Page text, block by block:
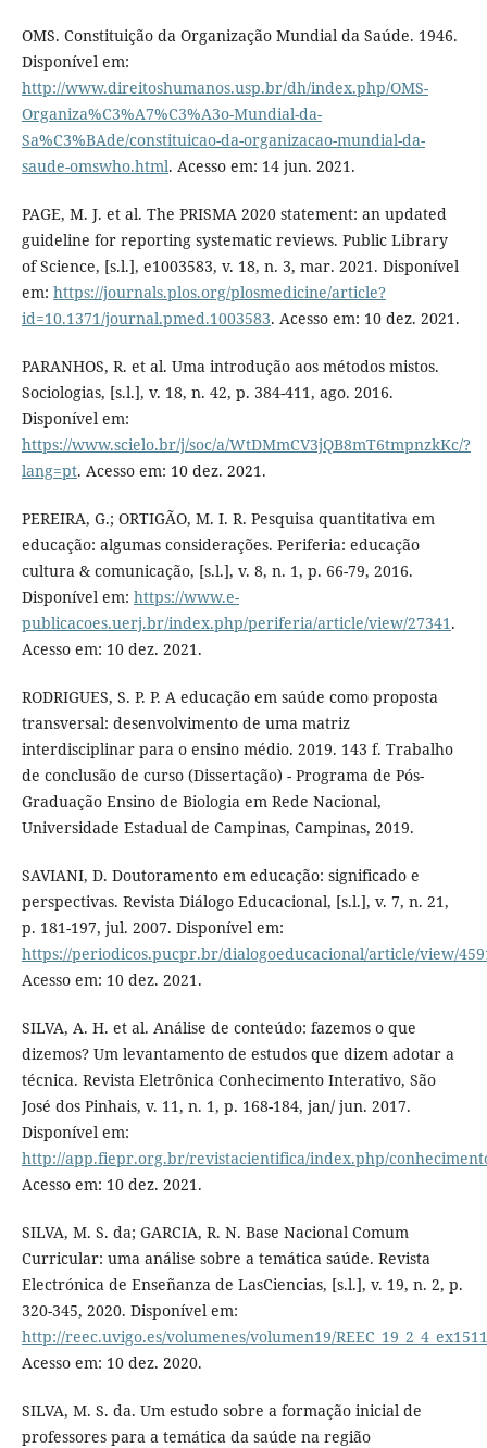
OMS. Constituição da Organização Mundial da Saúde. 1946.
Disponível em:
http://www.direitoshumanos.usp.br/dh/index.php/OMS-
Organiza%C3%A7%C3%A3o-Mundial-da-
Sa%C3%BAde/constituicao-da-organizacao-mundial-da-
saude-omswho.html. Acesso em: 14 jun. 2021.
PAGE, M. J. et al. The PRISMA 2020 statement: an updated
guideline for reporting systematic reviews. Public Library
of Science, [s.l.], e1003583, v. 18, n. 3, mar. 2021. Disponível
em: https://journals.plos.org/plosmedicine/article?
id=10.1371/journal.pmed.1003583. Acesso em: 10 dez. 2021.
PARANHOS, R. et al. Uma introdução aos métodos mistos.
Sociologias, [s.l.], v. 18, n. 42, p. 384-411, ago. 2016.
Disponível em:
https://www.scielo.br/j/soc/a/WtDMmCV3jQB8mT6tmpnzkKc/?
lang=pt. Acesso em: 10 dez. 2021.
PEREIRA, G.; ORTIGÃO, M. I. R. Pesquisa quantitativa em
educação: algumas considerações. Periferia: educação
cultura & comunicação, [s.l.], v. 8, n. 1, p. 66-79, 2016.
Disponível em: https://www.e-
publicacoes.uerj.br/index.php/periferia/article/view/27341.
Acesso em: 10 dez. 2021.
RODRIGUES, S. P. P. A educação em saúde como proposta
transversal: desenvolvimento de uma matriz
interdisciplinar para o ensino médio. 2019. 143 f. Trabalho
de conclusão de curso (Dissertação) - Programa de Pós-
Graduação Ensino de Biologia em Rede Nacional,
Universidade Estadual de Campinas, Campinas, 2019.
SAVIANI, D. Doutoramento em educação: significado e
perspectivas. Revista Diálogo Educacional, [s.l.], v. 7, n. 21,
p. 181-197, jul. 2007. Disponível em:
https://periodicos.pucpr.br/dialogoeducacional/article/view/
Acesso em: 10 dez. 2021.
SILVA, A. H. et al. Análise de conteúdo: fazemos o que
dizemos? Um levantamento de estudos que dizem adotar a
técnica. Revista Eletrônica Conhecimento Interativo, São
José dos Pinhais, v. 11, n. 1, p. 168-184, jan/ jun. 2017.
Disponível em:
http://app.fiepr.org.br/revistacientifica/index.php/
Acesso em: 10 dez. 2021.
SILVA, M. S. da; GARCIA, R. N. Base Nacional Comum
Curricular: uma análise sobre a temática saúde. Revista
Electrónica de Enseñanza de LasCiencias, [s.l.], v. 19, n. 2, p.
320-345, 2020. Disponível em:
http://reec.uvigo.es/volumenes/volumen19/
Acesso em: 10 dez. 2020.
SILVA, M. S. da. Um estudo sobre a formação inicial de
professores para a temática da saúde na região